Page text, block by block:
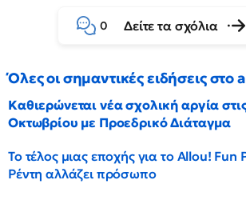
0 Δείτε τα σχόλια
Όλες οι σημαντικές ειδήσεις στο
Καθιερώνεται νέα σχολική αργία
Οκτωβρίου με Προεδρικό Διάταγμα
Το τέλος μιας εποχής για το Allou! Fun
Ρέντη αλλάζει πρόσωπο